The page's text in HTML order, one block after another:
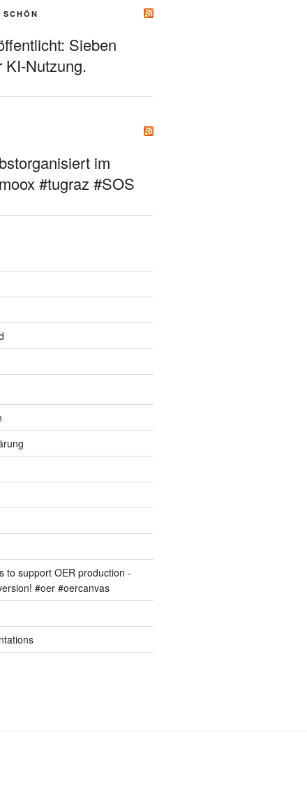
Sieben
KI-Nutzung.
im
#tugraz #SOS
to support OER production -
#oer #oercanvas